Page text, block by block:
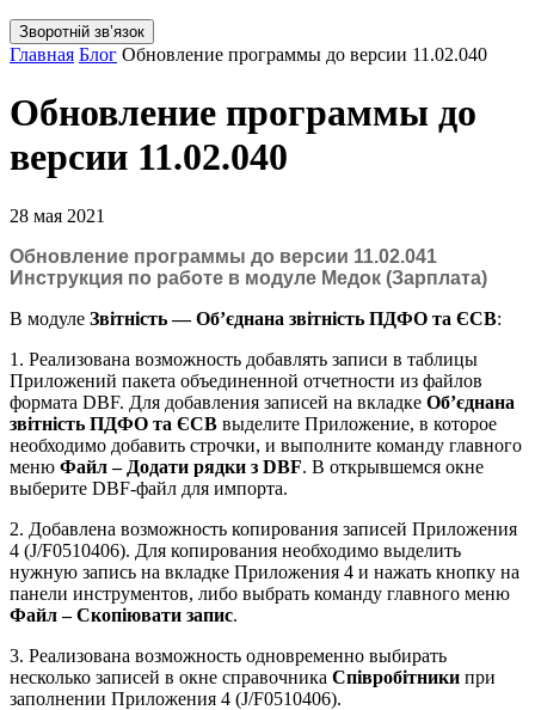
Зворотній звʼязок
Главная Блог Обновление программы до версии 11.02.040
Обновление программы до
версии 11.02.040
28 мая 2021
Обновление программы до версии 11.02.041
Инструкция по работе в модуле Медок (Зарплата)
В модулe Звітність — Об’єднана звітність ПДФО та ЄСВ:
1. Реализована возможность добавлять записи в таблицы
Приложений пакета объединенной отчетности из файлов
формата DBF. Для добавления записей на вкладке Об’єднана
звітність ПДФО та ЄСВ выделите Приложение, в которое
необходимо добавить строчки, и выполните команду главного
меню Файл – Додати рядки з DBF. В открывшемся окне
выберите DBF-файл для импорта.
2. Добавлена возможность копирования записей Приложения
4 (J/F0510406). Для копирования необходимо выделить
нужную запись на вкладке Приложения 4 и нажать кнопку на
панели инструментов, либо выбрать команду главного меню
Файл – Скопіювати запис.
3. Реализована возможность одновременно выбирать
несколько записей в окне справочника Співробітники при
заполнении Приложения 4 (J/F0510406).